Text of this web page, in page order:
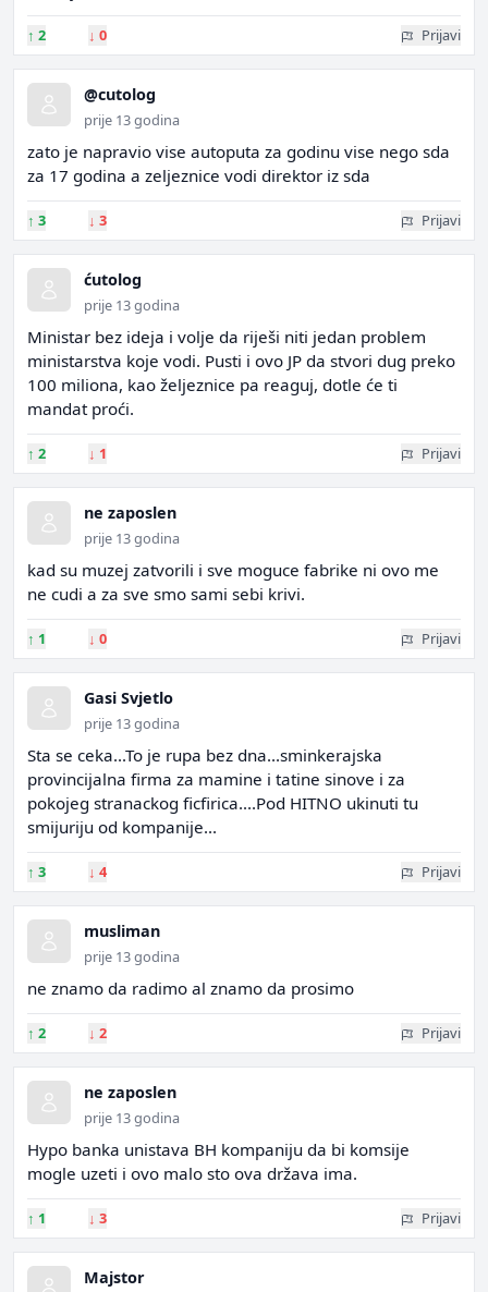
↑ 2 ↓ 0 Prijavi
@cutolog
prije 13 godina
zato je napravio vise autoputa za godinu vise nego sda
za 17 godina a zeljeznice vodi direktor iz sda
↑ 3 ↓ 3 Prijavi
ćutolog
prije 13 godina
Ministar bez ideja i volje da riješi niti jedan problem
ministarstva koje vodi. Pusti i ovo JP da stvori dug preko
100 miliona, kao željeznice pa reaguj, dotle će ti
mandat proći.
↑ 2 ↓ 1 Prijavi
ne zaposlen
prije 13 godina
kad su muzej zatvorili i sve moguce fabrike ni ovo me
ne cudi a za sve smo sami sebi krivi.
↑ 1 ↓ 0 Prijavi
Gasi Svjetlo
prije 13 godina
Sta se ceka...To je rupa bez dna...sminkerajska
provincijalna firma za mamine i tatine sinove i za
pokojeg stranackog ficfirica....Pod HITNO ukinuti tu
smijuriju od kompanije...
↑ 3 ↓ 4 Prijavi
musliman
prije 13 godina
ne znamo da radimo al znamo da prosimo
↑ 2 ↓ 2 Prijavi
ne zaposlen
prije 13 godina
Hypo banka unistava BH kompaniju da bi komsije
mogle uzeti i ovo malo sto ova država ima.
↑ 1 ↓ 3 Prijavi
Majstor